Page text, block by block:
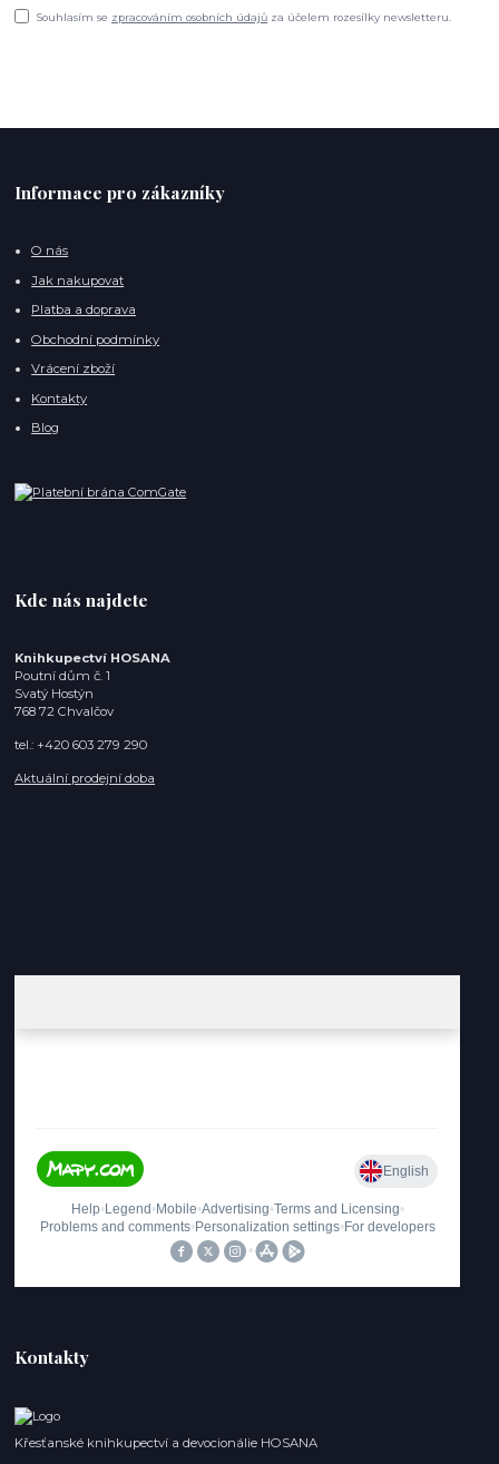
Souhlasím se zpracováním osobních údajů za účelem rozesílky newsletteru.
Informace pro zákazníky
O nás
Jak nakupovat
Platba a doprava
Obchodní podmínky
Vrácení zboží
Kontakty
Blog
Kde nás najdete
Knihkupectví HOSANA
Poutní dům č. 1
Svatý Hostýn
768 72 Chvalčov
tel.: +420 603 279 290
Aktuální prodejní doba
Kontakty
Křesťanské knihkupectví a devocionálie HOSANA